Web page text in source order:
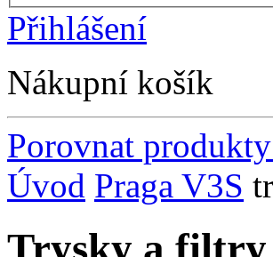
Přihlášení
Nákupní košík
Porovnat produkty
Úvod Praga V3S